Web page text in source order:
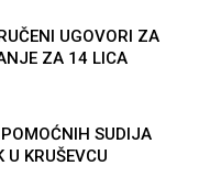
UGOVORI ZA
ZA 14 LICA
SUDIJA
U KRUŠEVCU